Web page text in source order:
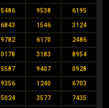
5486 9538 6195
6843 1546 3124
9782 6170 2486
0178 3183 8954
5587 9407 0928
9356 1240 6703
5024 3577 7435